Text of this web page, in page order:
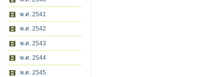
พ.ศ. 2541
พ.ศ. 2542
พ.ศ. 2543
พ.ศ. 2544
พ.ศ. 2545